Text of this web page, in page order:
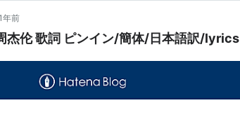
年前
杰伦 歌詞 ピンイン/簡体/日本語訳/lyrics